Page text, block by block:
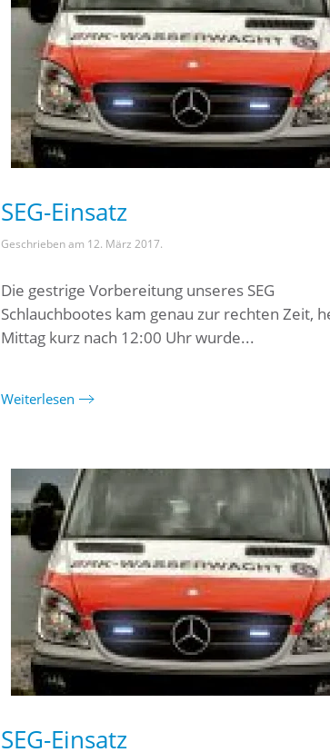
SEG-Einsatz
Geschrieben am 12. März 2017.
Die gestrige Vorbereitung unseres SEG
Schlauchbootes kam genau zur rechten Zeit,
Mittag kurz nach 12:00 Uhr wurde...
Weiterlesen
SEG-Einsatz